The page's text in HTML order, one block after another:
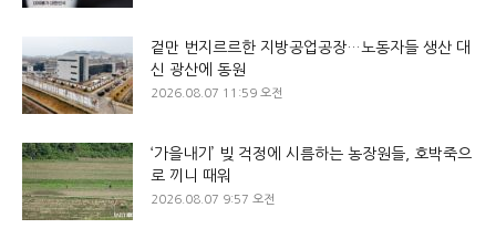
겉만 번지르르한 지방공업공장…노동자들 생산 대
신 광산에 동원
2026.08.07 11:59 오전
‘가을내기’ 빚 걱정에 시름하는 농장원들, 호박죽으
로 끼니 때워
2026.08.07 9:57 오전